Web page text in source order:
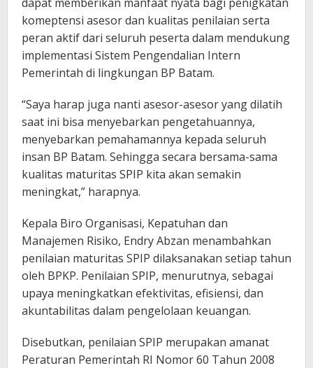
komeptensi asesor dan kualitas penilaian serta
peran aktif dari seluruh peserta dalam mendukung
implementasi Sistem Pengendalian Intern
Pemerintah di lingkungan BP Batam.
“Saya harap juga nanti asesor-asesor yang dilatih
saat ini bisa menyebarkan pengetahuannya,
menyebarkan pemahamannya kepada seluruh
insan BP Batam. Sehingga secara bersama-sama
kualitas maturitas SPIP kita akan semakin
meningkat,” harapnya.
Kepala Biro Organisasi, Kepatuhan dan
Manajemen Risiko, Endry Abzan menambahkan
penilaian maturitas SPIP dilaksanakan setiap tahun
oleh BPKP. Penilaian SPIP, menurutnya, sebagai
upaya meningkatkan efektivitas, efisiensi, dan
akuntabilitas dalam pengelolaan keuangan.
Disebutkan, penilaian SPIP merupakan amanat
Peraturan Pemerintah RI Nomor 60 Tahun 2008